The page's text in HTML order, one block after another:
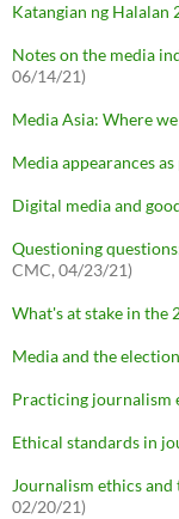
Katangian ng Halalan
Notes on the media
06/14/21)
Media Asia: Where
Media appearances
Digital media and
Questioning
CMC, 04/23/21)
What's at stake in the
Media and the
Practicing journalism
Ethical standards in
Journalism ethics
02/20/21)